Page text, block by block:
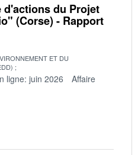
d'actions du Projet
(Corse) - Rapport
ET DU
ligne: juin 2026
Affaire